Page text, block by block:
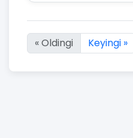
17 natijaning :first dan
« Oldingi Keyingi »